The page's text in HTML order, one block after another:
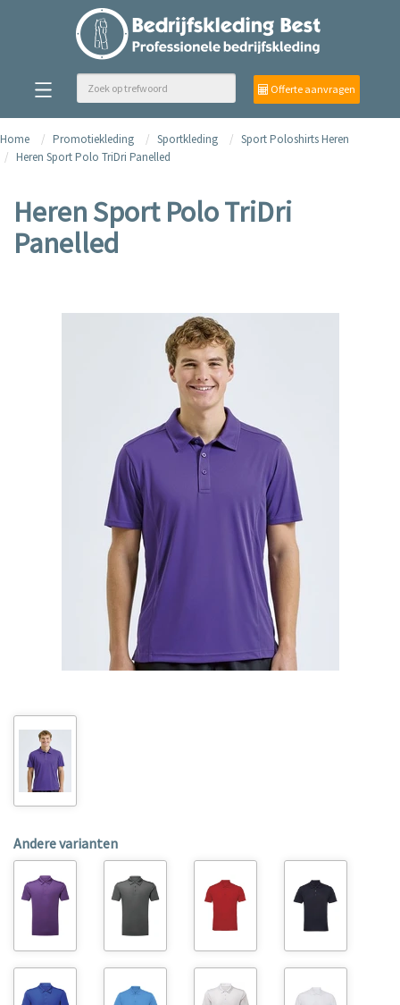
Offerte aanvragen
Home Promotiekleding Sportkleding
Sport Poloshirts Heren
Heren Sport Polo TriDri Panelled
Heren Sport Polo TriDri
Panelled
Andere varianten